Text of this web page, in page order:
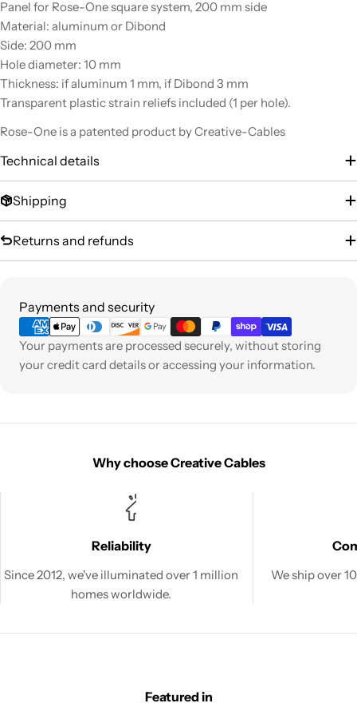
Panel for Rose-One square system, 200 mm side
Material: aluminum or Dibond
Side: 200 mm
Hole diameter: 10 mm
Thickness: if aluminum 1 mm, if Dibond 3 mm
Transparent plastic strain reliefs included (1 per hole).
Rose-One is a patented product by Creative-Cables
Technical details
Shipping
Returns and refunds
Payments and security
Payment
methods
Your payments are processed securely, without storing
your credit card details or accessing your information.
Why choose Creative Cables
Reliability
Since 2012, we've illuminated over 1 million
homes worldwide.
We ship over
Featured in